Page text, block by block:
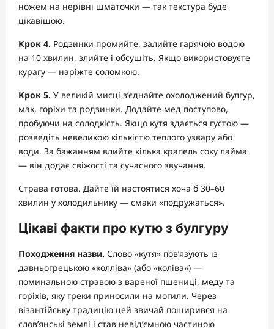
ножем на нерівні шматочки — так текстура буде
цікавішою.
Крок 4. Родзинки промийте, залийте гарячою водою
на 10 хвилин, злийте і обсушіть. Якщо використовуєте
курагу — наріжте соломкою.
Крок 5. У великій мисці з’єднайте охолоджений булгур,
мак, горіхи та родзинки. Додайте мед поступово,
пробуючи на солодкість. Якщо кутя здається густою —
розведіть невеликою кількістю теплого узвару або
води. За бажанням влийте кілька крапель соку лайма
— він додає свіжості та сучасного звучання.
Страва готова. Дайте їй настоятися хоча б 30–60
хвилин у холодильнику — смаки «подружаться».
Цікаві факти про кутю з булгуру
Походження назви. Слово «кутя» пов’язують із
давньогрецькою «колліва» (або «коліва») —
поминальною стравою з вареної пшениці, меду та
горіхів, яку греки приносили на могили. Через
візантійську традицію цей звичай поширився на
слов’янські землі і став невід’ємною частиною